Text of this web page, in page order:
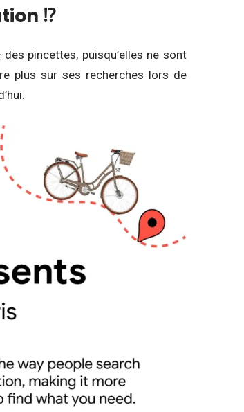
⁉
pincettes, puisqu’elles ne sont
plus sur ses recherches lors de